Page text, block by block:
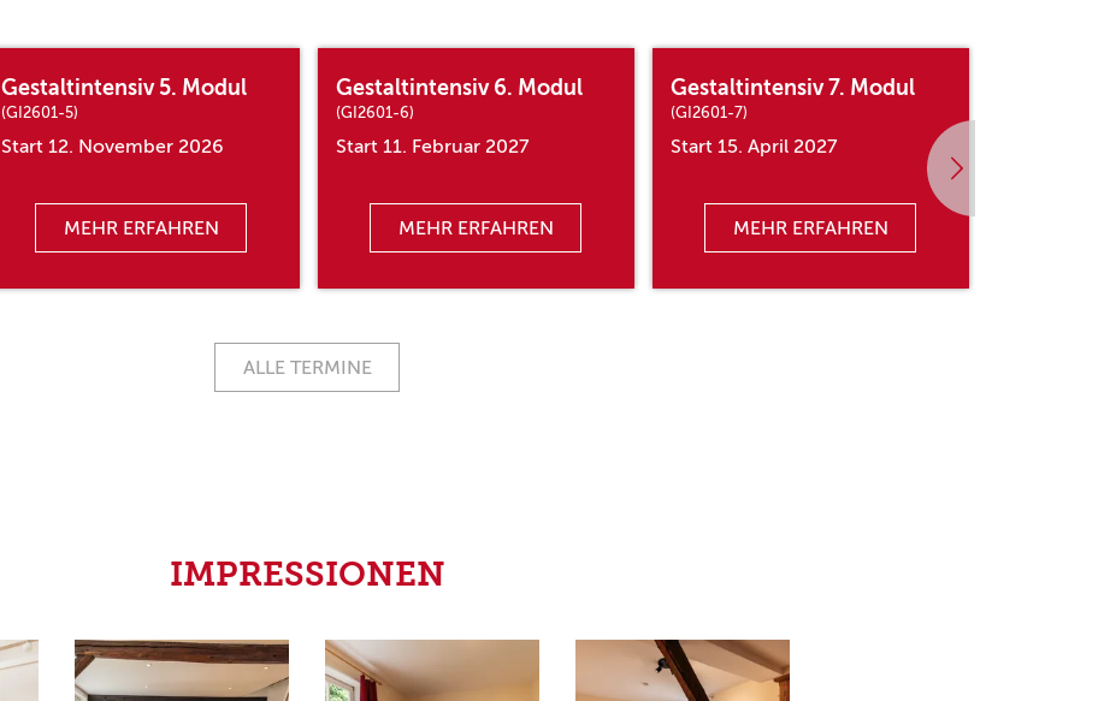
Gestaltintensiv 5. Modul
(GI2601-5)
Start 12. November 2026
MEHR ERFAHREN
Gestaltintensiv 6. Modul
(GI2601-6)
Start 11. Februar 2027
MEHR ERFAHREN
Gestaltintensiv 7. Modul
(GI2601-7)
Start 15. April 2027
MEHR ERFAHREN
ALLE TERMINE
IMPRESSIONEN